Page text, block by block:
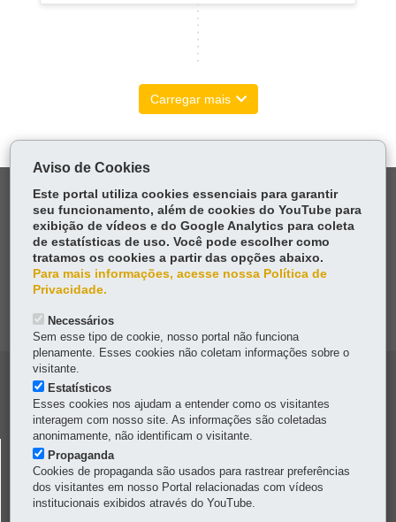
Carregar mais
MAPA DO SITE
DENUNCIE CORRUPÇÃO
OUVIDORIA
TRANSPARÊNCIA INSTITUCIONAL
Navegacao
Colunas
PmprPOLÍCIA MILITAR DO PARANÁ
Av. Marechal Floriano Peixoto, 1401-80230-110 -Curitiba-PR
MAPA
Horário de atendimento: 8h a 11h30/
Aviso de Cookies
Este portal utiliza cookies essenciais para garantir
seu funcionamento, além de cookies do YouTube para
exibição de vídeos e do Google Analytics para coleta
de estatísticas de uso. Você pode escolher como
tratamos os cookies a partir das opções abaixo.
Para mais informações, acesse nossa Política de
Privacidade.
Necessários
Sem esse tipo de cookie, nosso portal não funciona
plenamente. Esses cookies não coletam informações sobre o
visitante.
Estatísticos
Esses cookies nos ajudam a entender como os visitantes
interagem com nosso site. As informações são coletadas
anonimamente, não identificam o visitante.
Propaganda
Cookies de propaganda são usados para rastrear preferências
dos visitantes em nosso Portal relacionadas com vídeos
institucionais exibidos através do YouTube.